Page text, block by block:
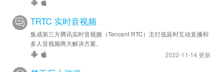
TRTC 实时音视频
集成第三方腾讯实时音视频（Tencent RTC）主打低延时互动直播和
多人音视频两大解决方案。
2022-11-14 更新